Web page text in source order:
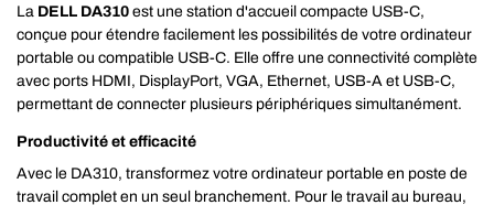
La DELL DA310 est une station d'accueil compacte USB-C,
conçue pour étendre facilement les possibilités de votre ordinateur
portable ou compatible USB-C. Elle offre une connectivité complète
avec ports HDMI, DisplayPort, VGA, Ethernet, USB-A et USB-C,
permettant de connecter plusieurs périphériques simultanément.
Productivité et efficacité
Avec le DA310, transformez votre ordinateur portable en poste de
travail complet en un seul branchement. Pour le travail au bureau,